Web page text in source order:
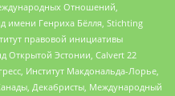
Отношений,
Генриха Бёлля, Stichting
правовой инициативы
Открытой Эстонии, Calvert 22
Институт Макдональда-Лорье,
Декабристы, Международный